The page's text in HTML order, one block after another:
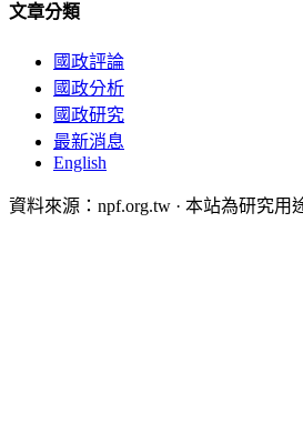
文章分類
國政評論
國政分析
國政研究
最新消息
English
資料來源：npf.org.tw · 本站為研究用